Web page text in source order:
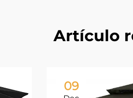
Artículo
09